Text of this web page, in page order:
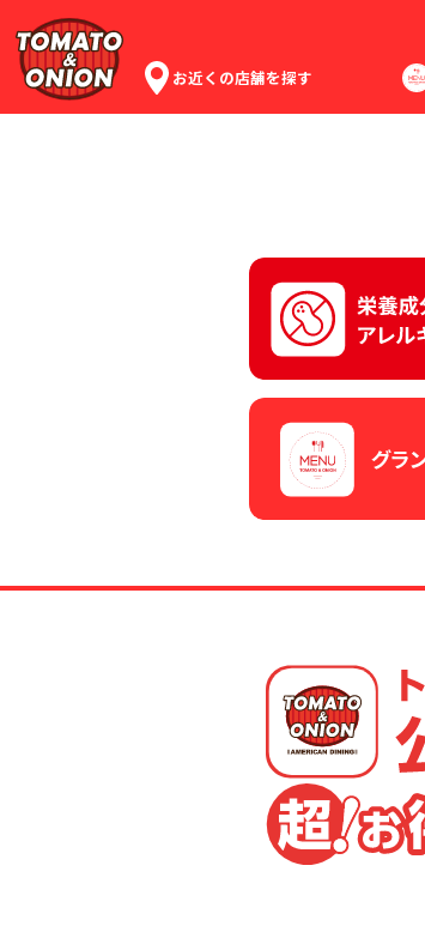
お近くの店舗を探す